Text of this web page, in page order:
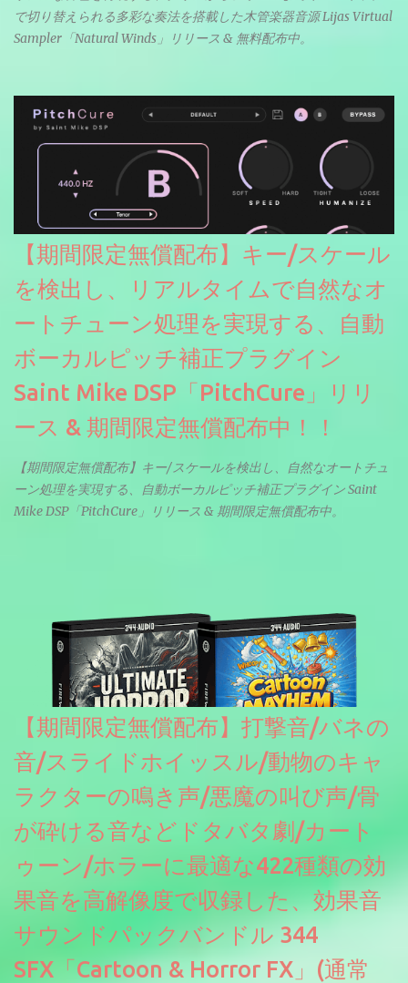
で切り替えられる多彩な奏法を搭載した木管楽器音源 Lijas Virtual
Sampler「Natural Winds」リリース & 無料配布中。
【期間限定無償配布】キー/スケール
を検出し、リアルタイムで自然なオ
ートチューン処理を実現する、自動
ボーカルピッチ補正プラグイン
Saint Mike DSP「PitchCure」リリ
ース & 期間限定無償配布中！！
【期間限定無償配布】キー/スケールを検出し、自然なオートチュ
ーン処理を実現する、自動ボーカルピッチ補正プラグイン Saint
Mike DSP「PitchCure」リリース & 期間限定無償配布中。
【期間限定無償配布】打撃音/バネの
音/スライドホイッスル/動物のキャ
ラクターの鳴き声/悪魔の叫び声/骨
が砕ける音などドタバタ劇/カート
ゥーン/ホラーに最適な422種類の効
果音を高解像度で収録した、効果音
サウンドパックバンドル 344
SFX「Cartoon & Horror FX」(通常